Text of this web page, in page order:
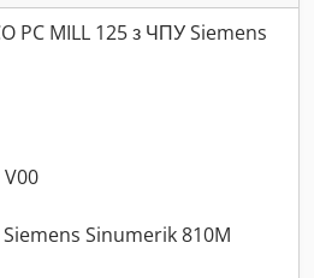
PC MILL 125 з ЧПУ Siemens
Siemens Sinumerik 810M